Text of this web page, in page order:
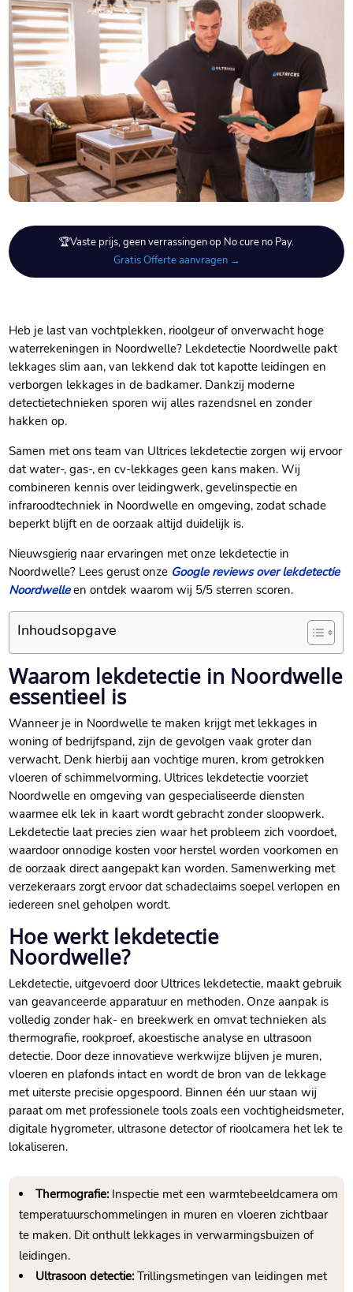
🏆Vaste prijs, geen verrassingen op No cure no Pay.
Gratis Offerte aanvragen →
Heb je last van vochtplekken, rioolgeur of onverwacht hoge
waterrekeningen in Noordwelle? Lekdetectie Noordwelle pakt
lekkages slim aan, van lekkend dak tot kapotte leidingen en
verborgen lekkages in de badkamer.​ Dankzij moderne
detectietechnieken sporen wij alles razendsnel en zonder
hakken op.​
Samen met ons team van Ultrices lekdetectie zorgen wij ervoor
dat water-, gas-, en cv-lekkages geen kans maken.​ Wij
combineren kennis over leidingwerk, gevelinspectie en
infraroodtechniek in Noordwelle en omgeving, zodat schade
beperkt blijft en de oorzaak altijd duidelijk is.​
Nieuwsgierig naar ervaringen met onze lekdetectie in
Noordwelle? Lees gerust onze Google reviews over lekdetectie
Noordwelleen ontdek waarom wij 5/5 sterren scoren.​
Inhoudsopgave
Waarom lekdetectie in Noordwelle
essentieel is
Wanneer je in Noordwelle te maken krijgt met lekkages in
woning of bedrijfspand, zijn de gevolgen vaak groter dan
verwacht.​ Denk hierbij aan vochtige muren, krom getrokken
vloeren of schimmelvorming.​ Ultrices lekdetectie voorziet
Noordwelle en omgeving van gespecialiseerde diensten
waarmee elk lek in kaart wordt gebracht zonder sloopwerk.​
Lekdetectie laat precies zien waar het probleem zich voordoet,
waardoor onnodige kosten voor herstel worden voorkomen en
de oorzaak direct aangepakt kan worden.​ Samenwerking met
verzekeraars zorgt ervoor dat schadeclaims soepel verlopen en
iedereen snel geholpen wordt.​
Hoe werkt lekdetectie
Noordwelle?
Lekdetectie, uitgevoerd door Ultrices lekdetectie, maakt gebruik
van geavanceerde apparatuur en methoden.​ Onze aanpak is
volledig zonder hak- en breekwerk en omvat technieken als
thermografie, rookproef, akoestische analyse en ultrasoon
detectie.​ Door deze innovatieve werkwijze blijven je muren,
vloeren en plafonds intact en wordt de bron van de lekkage
met uiterste precisie opgespoord.​ Binnen één uur staan wij
paraat om met professionele tools zoals een vochtigheidsmeter,
digitale hygrometer, ultrasone detector of rioolcamera het lek te
lokaliseren.​
Thermografie:Inspectie met een warmtebeeldcamera om
temperatuurschommelingen in muren en vloeren zichtbaar
te maken.​ Dit onthult lekkages in verwarmingsbuizen of
leidingen.​
Ultrasoon detectie:Trillingsmetingen van leidingen met